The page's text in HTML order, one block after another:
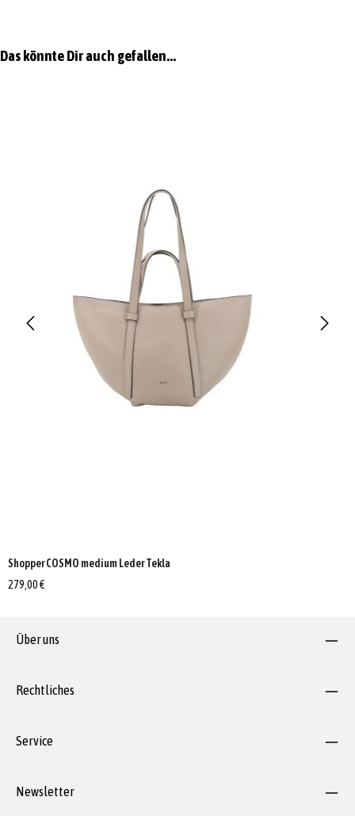
Produktgalerie überspringen
Das könnte Dir auch gefallen...
Shopper COSMO medium Leder Tekla
279,00 €
Über uns
Rechtliches
Service
Newsletter